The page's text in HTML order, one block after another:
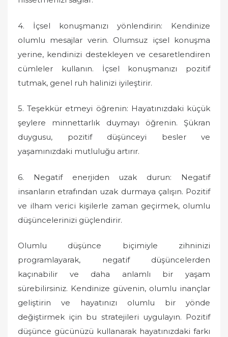
4. İçsel konuşmanızı yönlendirin: Kendinize
olumlu mesajlar verin. Olumsuz içsel konuşma
yerine, kendinizi destekleyen ve cesaretlendiren
cümleler kullanın. İçsel konuşmanızı pozitif
tutmak, genel ruh halinizi iyileştirir.
5. Teşekkür etmeyi öğrenin: Hayatınızdaki küçük
şeylere minnettarlık duymayı öğrenin. Şükran
duygusu, pozitif düşünceyi besler ve
yaşamınızdaki mutluluğu artırır.
6. Negatif enerjiden uzak durun: Negatif
insanların etrafından uzak durmaya çalışın. Pozitif
ve ilham verici kişilerle zaman geçirmek, olumlu
düşüncelerinizi güçlendirir.
Olumlu düşünce biçimiyle zihninizi
programlayarak, negatif düşüncelerden
kaçınabilir ve daha anlamlı bir yaşam
sürebilirsiniz. Kendinize güvenin, olumlu inançlar
geliştirin ve hayatınızı olumlu bir yönde
değiştirmek için bu stratejileri uygulayın. Pozitif
düşünce gücünüzü kullanarak hayatınızdaki farkı